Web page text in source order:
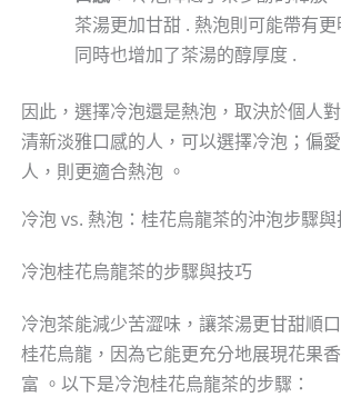
茶湯更加甘甜 . 熱泡則可能帶有
同時也增加了茶湯的醇厚度 .
因此，選擇冷泡還是熱泡，取決於個人
清新淡雅口感的人，可以選擇冷泡；偏
人，則更適合熱泡 。
冷泡 vs. 熱泡：桂花烏龍茶的沖泡步驟
冷泡桂花烏龍茶的步驟與技巧
冷泡茶能減少苦澀味，讓茶湯更甘甜順
桂花烏龍，因為它能更充分地展現花果
富 。以下是冷泡桂花烏龍茶的步驟：